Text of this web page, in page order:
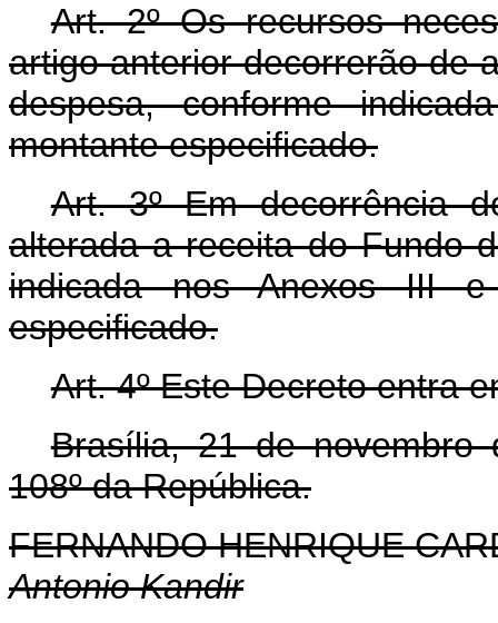
Art. 2º Os recursos
artigo anterior decorrerão de
despesa, conforme
montante especificado.
Art. 3º Em decorrência
alterada a receita do Fundo
indicada nos Anexos III
especificado.
Art. 4º Este Decreto entra
Brasília, 21 de novembro
108º da República.
FERNANDO HENRIQUE
Antonio Kandir